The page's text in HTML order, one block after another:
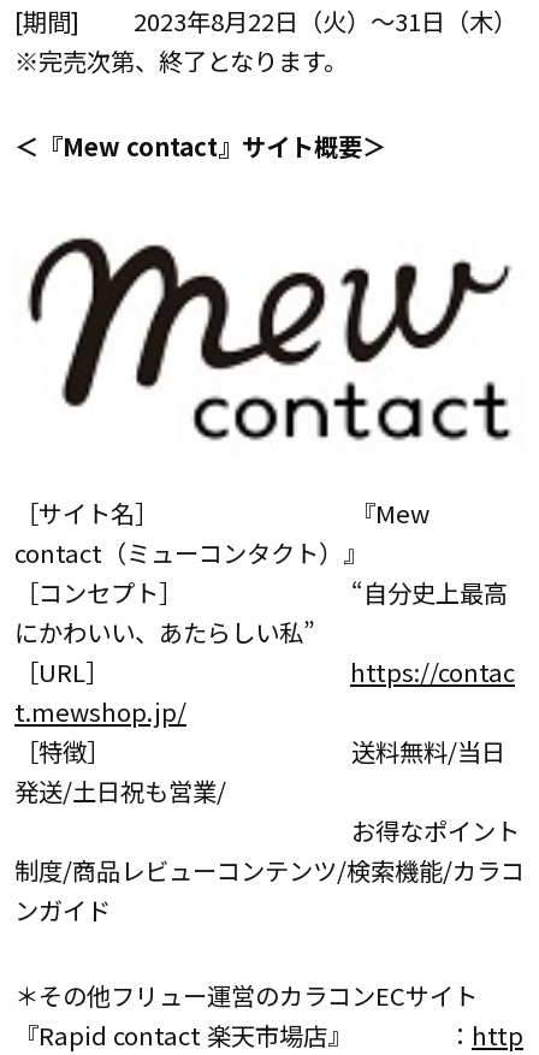
[期間] 2023年8月22日（火）～31日（木）
※完売次第、終了となります。
＜『Mew contact』サイト概要＞
［サイト名］ 『Mew
contact（ミューコンタクト）』
［コンセプト］ “自分史上最高
にかわいい、あたらしい私”
［URL］ https://contac
t.mewshop.jp/
［特徴］ 送料無料/当日
発送/土日祝も営業/
お得なポイント
制度/商品レビューコンテンツ/検索機能/カラコ
ンガイド
＊その他フリュー運営のカラコンECサイト
『Rapid contact 楽天市場店』 ： http